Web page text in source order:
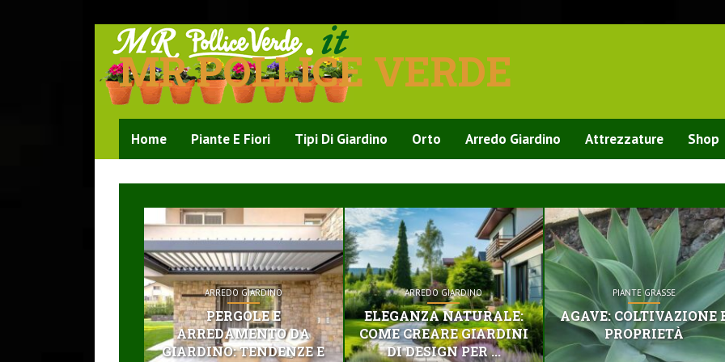
MR POLLICE VERDE
Home Piante E Fiori Tipi Di Giardino Orto Arredo Giardino Attrezzature Shop
ARREDO GIARDINO
PERGOLE E
ARREDAMENTO DA
GIARDINO: TENDENZE E
ARREDO GIARDINO
ELEGANZA NATURALE:
COME CREARE GIARDINI
DI DESIGN PER ...
PIANTE GRASSE
AGAVE: COLTIVAZIONE
PROPRIETÀ